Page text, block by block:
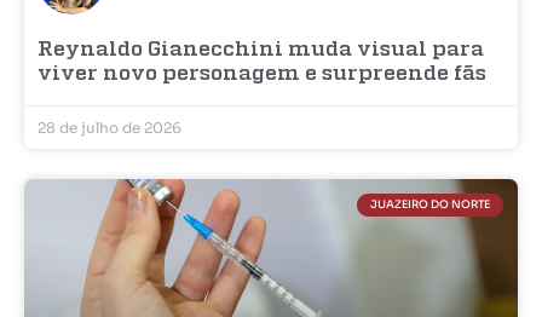
Reynaldo Gianecchini muda visual para
viver novo personagem e surpreende fãs
28 de julho de 2026
JUAZEIRO DO NORTE